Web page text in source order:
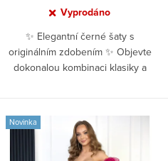
Vyprodáno
✨ Elegantní černé šaty s
originálním zdobením ✨ Objevte
dokonalou kombinaci klasiky a
Novinka